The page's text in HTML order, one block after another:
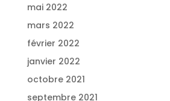
mai 2022
mars 2022
février 2022
janvier 2022
octobre 2021
septembre 2021